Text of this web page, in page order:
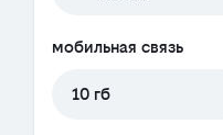
мобильная связь
10 гб